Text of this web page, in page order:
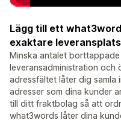
Lägg till ett
exaktare
Minska antalet
leveransadministration och
adressfältet låter dig samla
adresser som dina kunder
till ditt fraktbolag så att
what3words låter dina